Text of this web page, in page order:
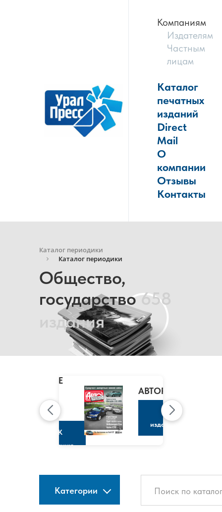
Компаниям
Издателям
Частным
лицам
Каталог
печатных
изданий
Direct
Mail
О
компании
Отзывы
Контакты
Каталог периодики
Каталог периодики
Общество,
государство658
издания
CLAIRE
МАРИ
КЛЭР
К
изданию
АВТОРЕВЮ
К
изданию
Категории